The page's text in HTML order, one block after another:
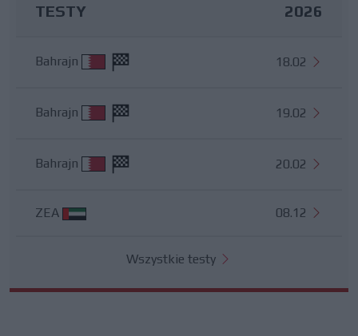
TESTY 2026
Bahrajn 18.02
Bahrajn 19.02
Bahrajn 20.02
ZEA 08.12
Wszystkie testy